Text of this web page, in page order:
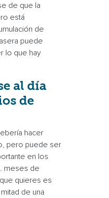
de que la
está
de
puede
lo que hay
al día
de
hacer
pero puede ser
en los
meses de
quieres es
de una